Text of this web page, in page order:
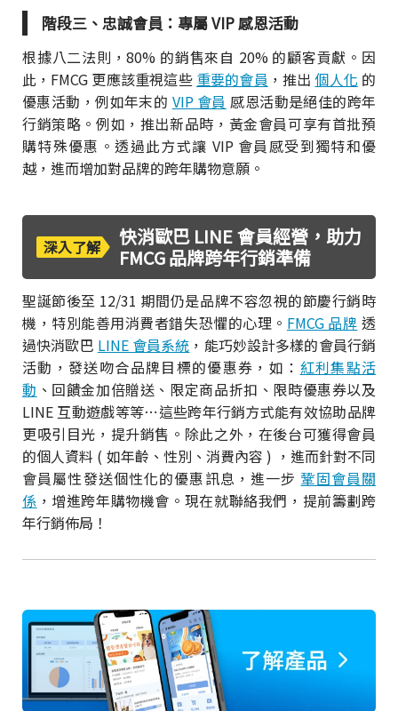
階段三、忠誠會員：專屬 VIP 感恩活動
根據八二法則，80% 的銷售來自 20% 的顧客貢獻。因
此，FMCG 更應該重視這些 重要的會員 ，推出個人化 的
優惠活動，例如年末的 VIP 會員 感恩活動是絕佳的跨年
行銷策略。例如，推出新品時，黃金會員可享有首批預
購特殊優惠。透過此方式讓 VIP 會員感受到獨特和優
越，進而增加對品牌的跨年購物意願。
深入了解
快消歐巴 LINE 會員經營，助力
FMCG 品牌跨年行銷準備
聖誕節後至 12/31 期間仍是品牌不容忽視的節慶行銷時
機，特別能善用消費者錯失恐懼的心理。 FMCG 品牌 透
過快消歐巴 LINE 會員系統 ，能巧妙設計多樣的會員行銷
活動，發送吻合品牌目標的優惠券，如： 紅利集點活
動 、回饋金加倍贈送、限定商品折扣、限時優惠券以及
LINE 互動遊戲等等⋯這些跨年行銷方式能有效協助品牌
更吸引目光，提升銷售。除此之外，在後台可獲得會員
的個人資料 ( 如年齡、性別、消費內容 ) ，進而針對不同
會員屬性發送個性化的優惠訊息，進一步 鞏固會員關
係 ，增進跨年購物機會。現在就聯絡我們，提前籌劃跨
年行銷佈局！